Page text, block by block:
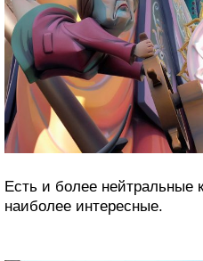
Есть и более нейтральные
наиболее интересные.